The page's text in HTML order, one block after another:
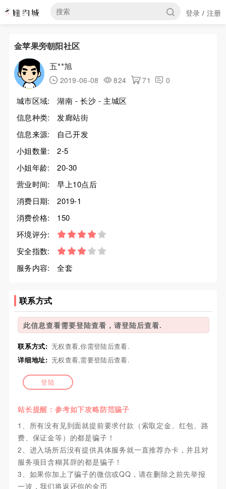
登录 / 注册
金苹果旁朝阳社区
五**旭
2019-06-08 824 71 0
城市区域:
湖南 - 长沙 - 主城区
信息种类:
发廊站街
信息来源:
自己开发
小姐数量:
2-5
小姐年龄:
20-30
营业时间:
早上10点后
消费日期:
2019-1
消费价格:
150
环境评分:
安全指数:
服务内容:
全套
联系方式
此信息查看需要登陆查看，请登陆后查看.
联系方式: 无权查看,你需登陆后查看.
详细地址: 无权查看,需要登陆后查看.
登陆
站长提醒：参考如下攻略防范骗子
1、所有没有见到面就提前要求付款（索取定金、红包、路
费、保证金等）的都是骗子！
2、进入场所后没有提供具体服务就一直推荐办卡，并且对
服务项目含糊其辞的都是骗子！
3、如果你加上了骗子的微信或QQ，请在删除之前先举报
一波，我们将返还你的金币